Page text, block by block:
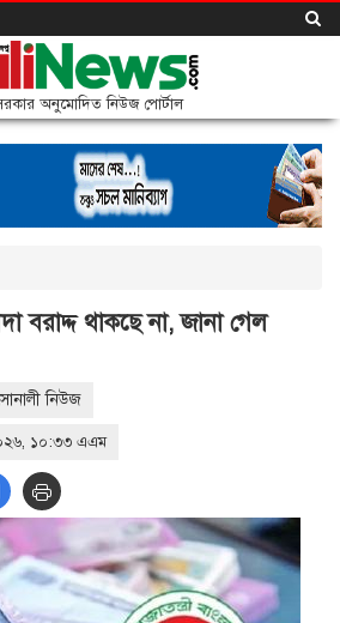
সরকার অনুমোদিত নিউজ পোর্টাল
বরাদ্দ থাকছে না, জানা গেল
নিউজ
১০:৩৩ এএম